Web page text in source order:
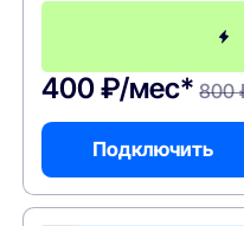
400 ₽/мес* 800
Подключить